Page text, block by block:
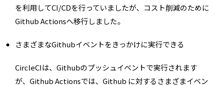
を利用してCI/CDを行っていましたが、コスト削減のために
Github Actionsへ移行しました。
さまざまなGithubイベントをきっかけに実行できる
CircleCIは、Githubのプッシュイベントで実行されます
が、Github Actionsでは、Github に対するさまざまイベン